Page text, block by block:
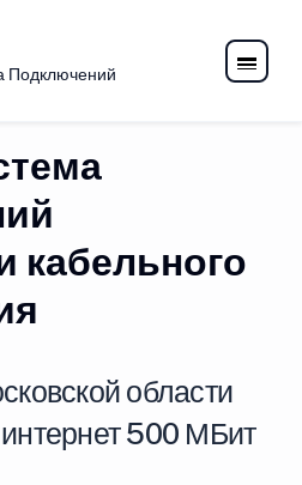
Подключений
кабельного
области
500 МБит